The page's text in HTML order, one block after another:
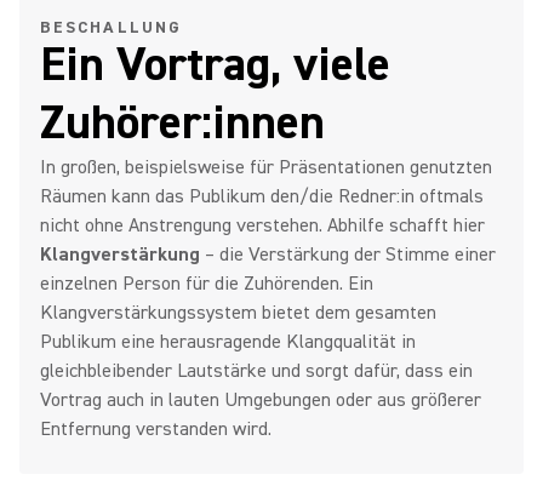
BESCHALLUNG
Ein Vortrag, viele
Zuhörer:innen
In großen, beispielsweise für Präsentationen genutzten
Räumen kann das Publikum den/die Redner:in oftmals
nicht ohne Anstrengung verstehen. Abhilfe schafft hier
Klangverstärkung – die Verstärkung der Stimme einer
einzelnen Person für die Zuhörenden. Ein
Klangverstärkungssystem bietet dem gesamten
Publikum eine herausragende Klangqualität in
gleichbleibender Lautstärke und sorgt dafür, dass ein
Vortrag auch in lauten Umgebungen oder aus größerer
Entfernung verstanden wird.